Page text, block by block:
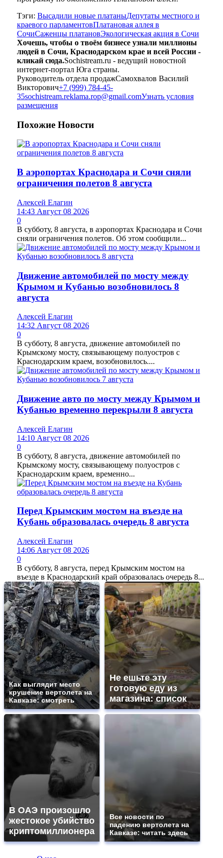
Тэги: Высадили новые платаныДепутаты местного и
краевого парламентовПлатановая аллея в
СочиСаженцы платановЭкологическая акция в Сочи
Хочешь, чтобы о твоём бизнесе узнали миллионы
людей в Сочи, Краснодарском крае и всей России -
кликай сюда.Sochistream.ru - ведущий новостной
интернет-портал Юга страны.
Руководитель отдела продажСамохвалов Василий
Викторович+7 (999) 784-45-
35sochistream.reklama.rop@gmail.comУзнать условия
размещения
Похожие Новости
В аэропортах Краснодара и Сочи сняли
ограничения полетов 8 августа
Алексей Елагин
14:43 Август 08 2026
0
В субботу, 8 августа, в аэропортах Краснодара и Сочи
сняли ограничения полетов. Об этом сообщили...
Движение автомобилей по мосту между
Крымом и Кубанью возобновилось 8
августа
Алексей Елагин
14:32 Август 08 2026
0
В субботу, 8 августа, движение автомобилей по
Крымскому мосту, связывающему полуостров с
Краснодарским краем, возобновилось....
Движение авто по мосту между Крымом и
Кубанью временно перекрыли 8 августа
Алексей Елагин
14:10 Август 08 2026
0
В субботу, 8 августа, движение автомобилей по
Крымскому мосту, связывающему полуостров с
Краснодарским краем, временно...
Перед Крымским мостом на въезде на
Кубань образовалась очередь 8 августа
Алексей Елагин
14:06 Август 08 2026
0
В субботу, 8 августа, перед Крымским мостом на
въезде в Краснодарский край образовалась очередь 8...
Как выглядит место
крушение вертолета на
Кавказе: смотреть
Не ешьте эту
готовую еду из
магазина: список
В ОАЭ произошло
жестокое убийство
криптомиллионера
Все новости по
падению вертолета на
Кавказе: читать здесь